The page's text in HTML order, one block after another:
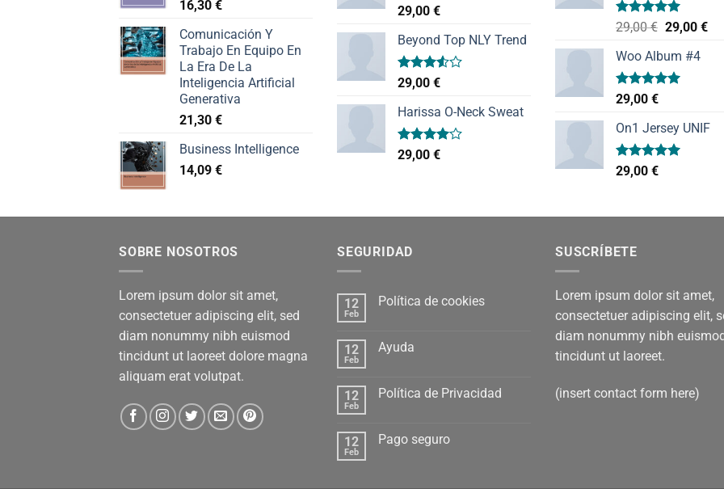
16,30 €
Comunicación Y
Trabajo En Equipo En
La Era De La
Inteligencia Artificial
Generativa
21,30 €
Business Intelligence
14,09 €
Valorado
con
de 5
29,00 €
Beyond Top NLY Trend
Valorado
con
3.50de
5
29,00 €
Harissa O-Neck Sweat
Valorado
con
29,00 €
Valorado
de 5
29,00€ El
original
era:
29,00 €El
Woo Album #4
Valorado
con
de 5
29,00 €
On1 Jersey UNIF
Valorado
con
29,00 €
SOBRE NOSOTROS
Lorem ipsum dolor sit amet,
consectetuer adipiscing elit, sed
diam nonummy nibh euismod
tincidunt ut laoreet dolore magna
aliquam erat volutpat.
SEGURIDAD
12
Feb
Política de cookies
12
Feb
Ayuda
12
Feb
Política de Privacidad
12
Feb
Pago seguro
SUSCRÍBETE
Lorem ipsum dolor sit amet,
consectetuer adipiscing elit,
diam nonummy nibh euismod
tincidunt ut laoreet.
(insert contact form here)